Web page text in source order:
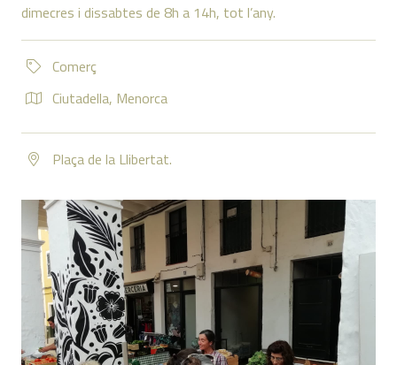
dimecres i dissabtes de 8h a 14h, tot l’any.
Comerç
Ciutadella, Menorca
Plaça de la Llibertat.